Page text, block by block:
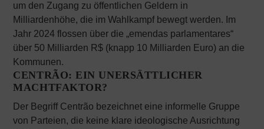
um den Zugang zu öffentlichen Geldern in
Milliardenhöhe, die im Wahlkampf bewegt werden. Im
Jahr 2024 flossen über die „emendas parlamentares“
über 50 Milliarden R$ (knapp 10 Milliarden Euro) an die
Kommunen.
CENTRÃO: EIN UNERSÄTTLICHER
MACHTFAKTOR?
Der Begriff Centrão bezeichnet eine informelle Gruppe
von Parteien, die keine klare ideologische Ausrichtung